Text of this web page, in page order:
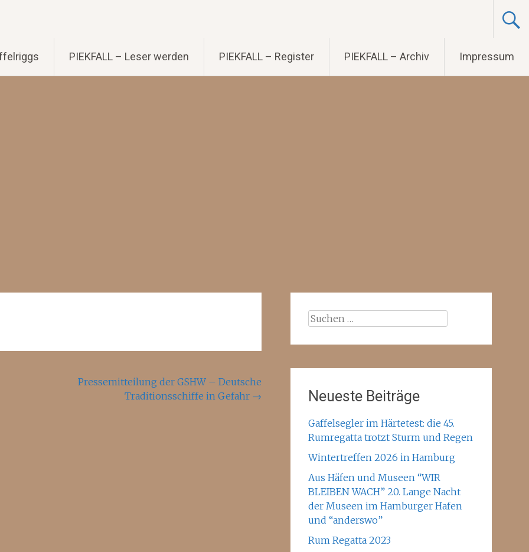
PIEKFALL – Leser werden PIEKFALL – Register PIEKFALL – Archiv Impressum
Pressemitteilung der GSHW – Deutsche
Traditionsschiffe in Gefahr →
Suchen
Neueste Beiträge
Gaffelsegler im Härtetest: die 45.
Rumregatta trotzt Sturm und Regen
Wintertreffen 2026 in Hamburg
Aus Häfen und Museen “WIR
BLEIBEN WACH” 20. Lange Nacht
der Museen im Hamburger Hafen
und “anderswo”
Rum Regatta 2023